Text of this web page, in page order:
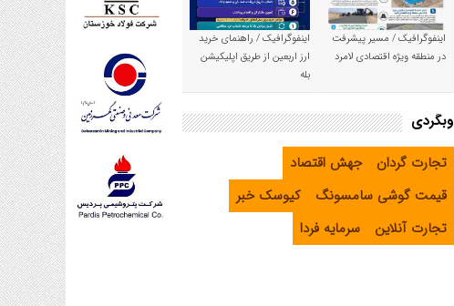
اینفوگرافیک / مسیر پیشرفت
در منطقه ویژه اقتصادی لامرد
اینفوگرافیک / راهنمای خرید
ارز اربعین از طریق اپلیکیشن
بله
وبگردی
تجارت گردان
جهش اقتصاد
قیمت گوشی سامسونگ
کیوسک خبر
تجارت آنلاین
سرمایه فردا